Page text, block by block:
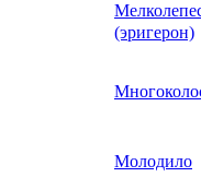
Кларкия
Клещевина
Клеома
(эригерон)
Молодило